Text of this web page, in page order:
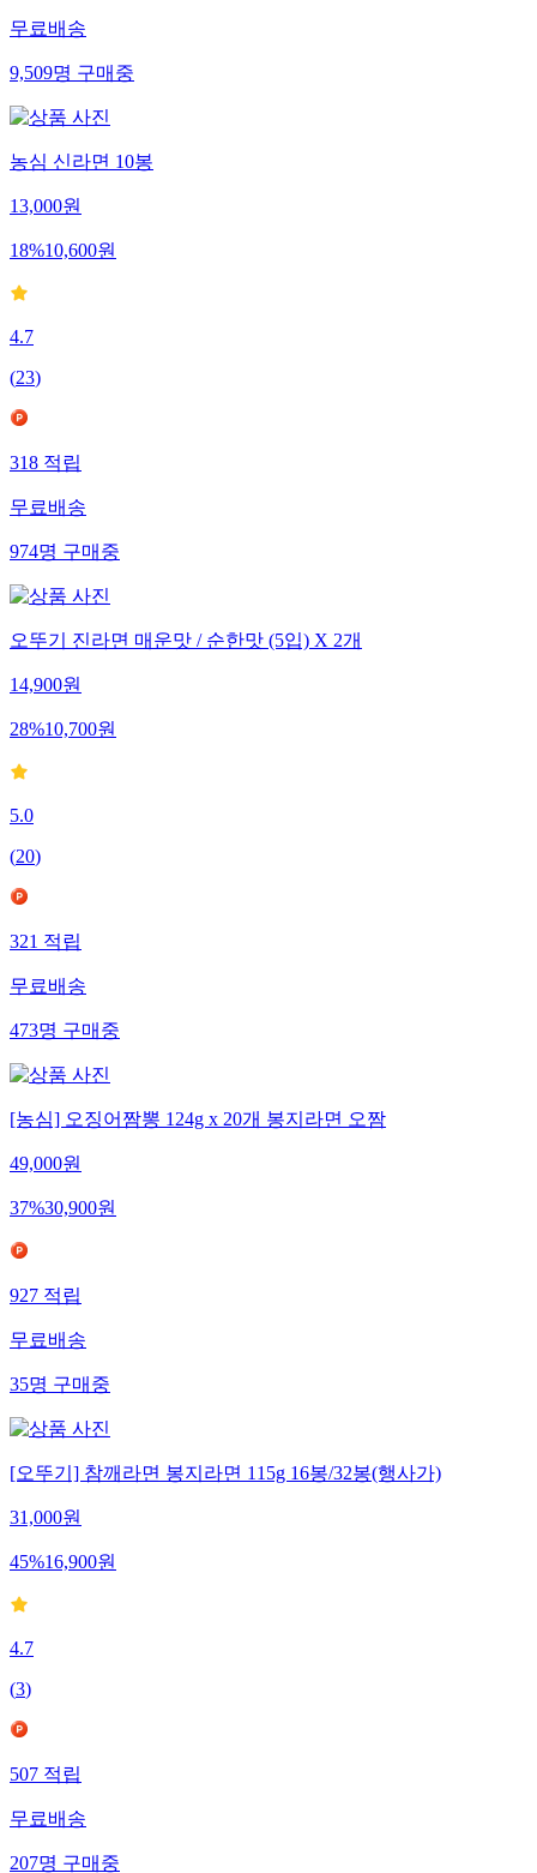
무료배송
9,509명구매중
농심 신라면 10봉
13,000원
18%10,600원
4.7
(23)
318적립
무료배송
974명구매중
오뚜기 진라면 매운맛 / 순한맛 (5입) X 2개
14,900원
28%10,700원
5.0
(20)
321적립
무료배송
473명구매중
[농심] 오징어짬뽕 124g x 20개 봉지라면 오짬
49,000원
37%30,900원
927적립
무료배송
35명구매중
[오뚜기] 참깨라면 봉지라면 115g 16봉/32봉(행사가)
31,000원
45%16,900원
4.7
(3)
507적립
무료배송
207명구매중